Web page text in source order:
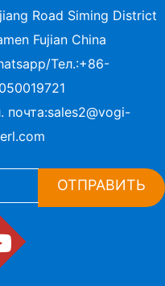
Road Siming District
Fujian China
Тел.:+86-
почта:sales2@vogi-
ОТПРАВИТЬ